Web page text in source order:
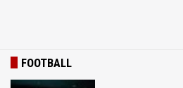
FOOTBALL